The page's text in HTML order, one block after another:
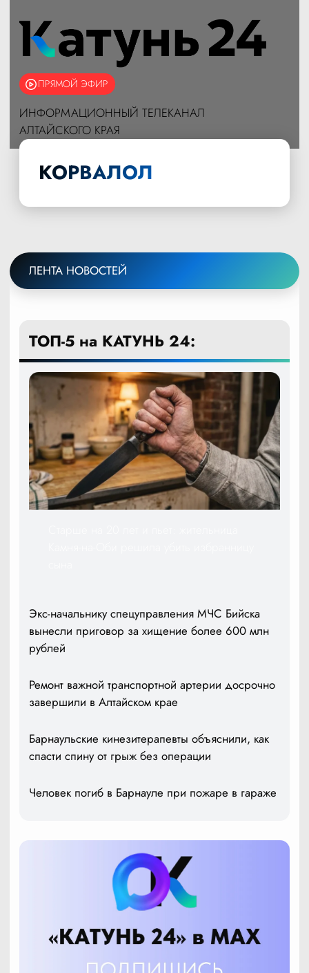
ПРЯМОЙ ЭФИР
ИНФОРМАЦИОННЫЙ ТЕЛЕКАНАЛ
АЛТАЙСКОГО КРАЯ
КОРВАЛОЛ
ЛЕНТА НОВОСТЕЙ
ТОП-5 на КАТУНЬ 24:
Экс-начальнику спецуправления МЧС Бийска
вынесли приговор за хищение более 600 млн
рублей
Ремонт важной транспортной артерии досрочно
завершили в Алтайском крае
Барнаульские кинезитерапевты объяснили, как
спасти спину от грыж без операции
Человек погиб в Барнауле при пожаре в гараже